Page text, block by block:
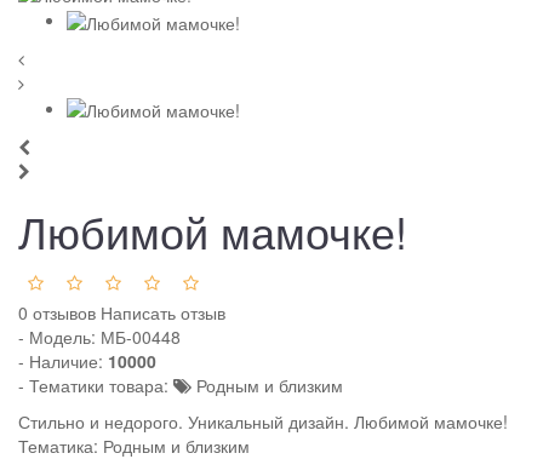
Любимой мамочке!
0 отзывов Написать отзыв
- Модель: МБ-00448
- Наличие: 10000
- Тематики товара:
Родным и близким
Стильно и недорого. Уникальный дизайн. Любимой мамочке!
Тематика: Родным и близким